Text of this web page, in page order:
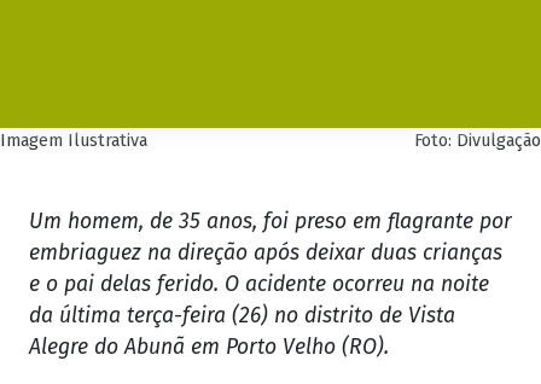
Imagem Ilustrativa Foto: Divulgação
Um homem, de 35 anos, foi preso em flagrante por
embriaguez na direção após deixar duas crianças
e o pai delas ferido. O acidente ocorreu na noite
da última terça-feira (26) no distrito de Vista
Alegre do Abunã em Porto Velho (RO).